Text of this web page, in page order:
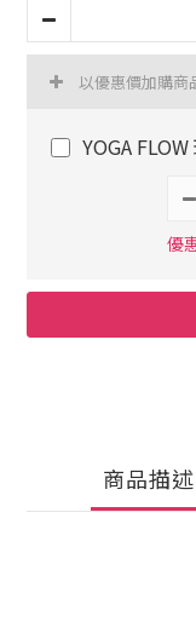
以優惠價加購商
YOGA
優
商品描述